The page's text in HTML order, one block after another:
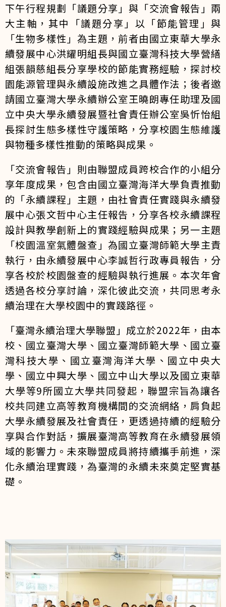
下午行程規劃「議題分享」與「交流會報告」兩
大主軸，其中「議題分享」以「節能管理」與
「生物多樣性」為主題，前者由國立東華大學永
續發展中心洪耀明組長與國立臺灣科技大學營繕
組張韻慈組長分享學校的節能實務經驗，探討校
園能源管理與永續設施改進之具體作法；後者邀
請國立臺灣大學永續辦公室王曉朗專任助理及國
立中央大學永續發展暨社會責任辦公室吳忻怡組
長探討生態多樣性守護策略，分享校園生態維護
與物種多樣性推動的策略與成果。
「交流會報告」則由聯盟成員跨校合作的小組分
享年度成果，包含由國立臺灣海洋大學負責推動
的「永續課程」主題，由社會責任實踐與永續發
展中心張文哲中心主任報告，分享各校永續課程
設計與教學創新上的實踐經驗與成果；另一主題
「校園溫室氣體盤查」為國立臺灣師範大學主責
執行，由永續發展中心李誠哲行政專員報告，分
享各校於校園盤查的經驗與執行進展。本次年會
透過各校分享討論，深化彼此交流，共同思考永
續治理在大學校園中的實踐路徑。
「臺灣永續治理大學聯盟」成立於2022年，由本
校、國立臺灣大學、國立臺灣師範大學、國立臺
灣科技大學、國立臺灣海洋大學、國立中央大
學、國立中興大學、國立中山大學以及國立東華
大學等9所國立大學共同發起，聯盟宗旨為讓各
校共同建立高等教育機構間的交流網絡，肩負起
大學永續發展及社會責任，更透過持續的經驗分
享與合作對話，擴展臺灣高等教育在永續發展領
域的影響力。未來聯盟成員將持續攜手前進，深
化永續治理實踐，為臺灣的永續未來奠定堅實基
礎。